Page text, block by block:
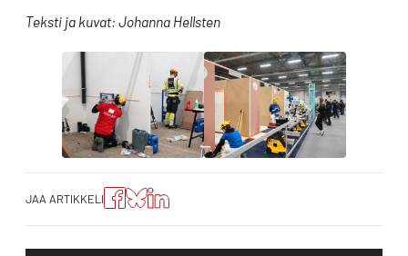
Teksti ja kuvat: Johanna Hellsten
JAA ARTIKKELI
Jaa
artikkeli
Facebookissa
Jaa
artikkeli
Blueskyssa
Jako:
Jaa
artikkeli
LinkedIn:ssä